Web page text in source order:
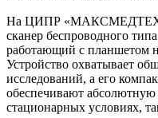
На ЦИПР «МАКСМЕДТЕХ»
сканер беспроводного
работающий с планшетом
Устройство охватывает
исследований, а его
обеспечивают абсолютную
стационарных условиях,